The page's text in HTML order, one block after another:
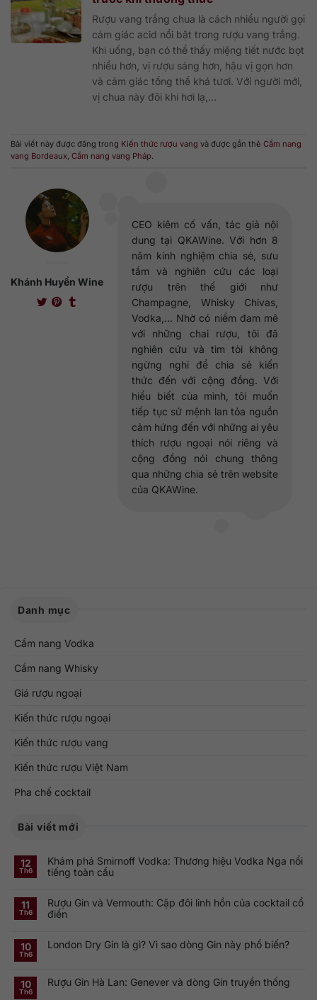
Rượu vang trắng chua là cách nhiều người gọi
cảm giác acid nổi bật trong rượu vang trắng.
Khi uống, bạn có thể thấy miệng tiết nước bọt
nhiều hơn, vị rượu sáng hơn, hậu vị gọn hơn
và cảm giác tổng thể khá tươi. Với người mới,
vị chua này đôi khi hơi lạ,...
Bài viết này được đăng trong Kiến thức rượu vang và được gắn thẻ Cẩm nang
vang Bordeaux, Cẩm nang vang Pháp.
Khánh Huyền Wine
CEO kiêm cố vấn, tác giả nội
dung tại QKAWine. Với hơn 8
năm kinh nghiệm chia sẻ, sưu
tầm và nghiên cứu các loại
rượu trên thế giới như
Champagne, Whisky Chivas,
Vodka,... Nhờ có niềm đam mê
với những chai rượu, tôi đã
nghiên cứu và tìm tòi không
ngừng nghỉ để chia sẻ kiến
thức đến với cộng đồng. Với
hiểu biết của mình, tôi muốn
tiếp tục sứ mệnh lan tỏa nguồn
cảm hứng đến với những ai yêu
thích rượu ngoại nói riêng và
cộng đồng nói chung thông
qua những chia sẻ trên website
của QKAWine.
Danh mục
Cẩm nang Vodka
Cẩm nang Whisky
Giá rượu ngoại
Kiến thức rượu ngoại
Kiến thức rượu vang
Kiến thức rượu Việt Nam
Pha chế cocktail
Bài viết mới
12
Th6
Khám phá Smirnoff Vodka: Thương hiệu Vodka Nga nổi
tiếng toàn cầu
bình
luận
ở
Vodka:
Nga
nổi
11
Th6
Rượu Gin và Vermouth: Cặp đôi linh hồn của cocktail cổ
điển
bình
luận
và
Vermouth:
10
Th6
London Dry Gin là gì? Vì sao dòng Gin này phổ biến?
luận
ở
10
Th6
Rượu Gin Hà Lan: Genever và dòng Gin truyền thống